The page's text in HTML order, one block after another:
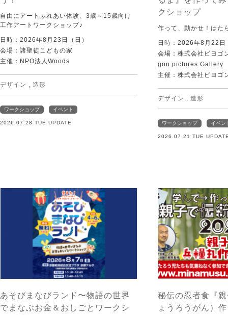
自由にアートふれあい体験、3歳～15歳向け
工作アートワークショップ♪
日時：2026年8月23日（日）
会場：諸聖徒こどもの家
主催：NPO法人Woods
デザイン , 造形
ワークショップ イベント
2026.07.28 TUE UPDATE
クショップ
作って、動かせ！はた
日時：2026年8月22日
会場：株式会社ビヨ
gon pictures Gallery
主催：株式会社ビヨゴ
デザイン , 造形
ワークショップ イベン
2026.07.21 TUE
あそびまなびランド〜物語の世界
でまなぶお金＆おしごとワークシ
秘伝の忍者食『
ょうろうがん）